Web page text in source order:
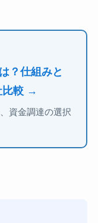
？仕組みと
比較 →
資金調達の選択